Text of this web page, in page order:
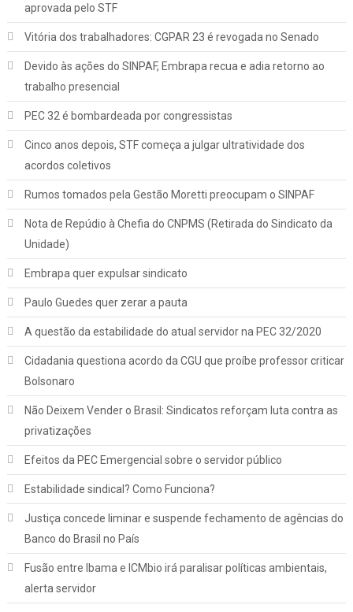
aprovada pelo STF
Vitória dos trabalhadores: CGPAR 23 é revogada no Senado
Devido às ações do SINPAF, Embrapa recua e adia retorno ao
trabalho presencial
PEC 32 é bombardeada por congressistas
Cinco anos depois, STF começa a julgar ultratividade dos
acordos coletivos
Rumos tomados pela Gestão Moretti preocupam o SINPAF
Nota de Repúdio à Chefia do CNPMS (Retirada do Sindicato da
Unidade)
Embrapa quer expulsar sindicato
Paulo Guedes quer zerar a pauta
A questão da estabilidade do atual servidor na PEC 32/2020
Cidadania questiona acordo da CGU que proíbe professor criticar
Bolsonaro
Não Deixem Vender o Brasil: Sindicatos reforçam luta contra as
privatizações
Efeitos da PEC Emergencial sobre o servidor público
Estabilidade sindical? Como Funciona?
Justiça concede liminar e suspende fechamento de agências do
Banco do Brasil no País
Fusão entre Ibama e ICMbio irá paralisar políticas ambientais,
alerta servidor
Jurídico Notícias
INSS: confira como vai funcionar a
revisão da vida toda, aprovada pelo